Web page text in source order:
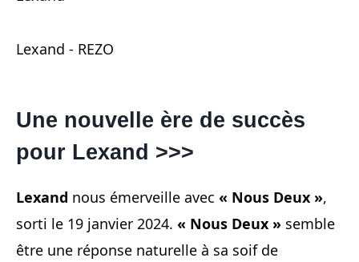
Lexand - REZO
Une nouvelle ère de succès
pour Lexand >>>
Lexand nous émerveille avec « Nous Deux »,
sorti le 19 janvier 2024. « Nous Deux » semble
être une réponse naturelle à sa soif de